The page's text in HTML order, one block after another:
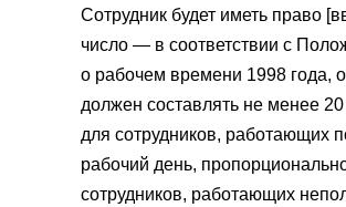
Сотрудник будет иметь право
число — в соответствии с
о рабочем времени 1998 года,
должен составлять не менее
для сотрудников, работающих
рабочий день,
сотрудников, работающих